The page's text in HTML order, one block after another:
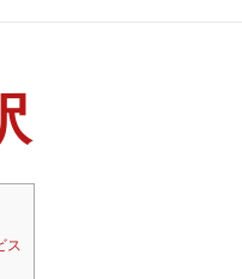
（WIKI）
ス